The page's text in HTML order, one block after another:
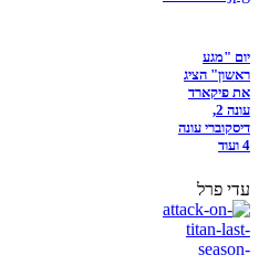
יום "מגע
ראשון" הציג
את פיקארד
עונה 2,
דיסקוברי עונה
4 ועוד
עדי פרל